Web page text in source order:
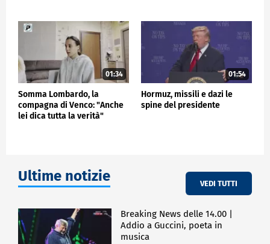
01:34
Somma Lombardo, la
compagna di Venco: "Anche
lei dica tutta la verità"
01:54
Hormuz, missili e dazi le
spine del presidente
Ultime notizie VEDI TUTTI
Breaking News delle 14.00 |
Addio a Guccini, poeta in
musica